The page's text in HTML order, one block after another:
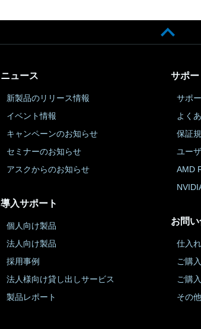
ニュース
新製品のリリース情報
イベント情報
キャンペーンのお知らせ
セミナーのお知らせ
アスクからのお知らせ
導入サポート
個人向け製品
法人向け製品
採用事例
法人様向け貸し出しサービス
製品レポート
サポ
サポ
よく
保証
ユー
AMD
お問
仕入
ご購
ご購
その